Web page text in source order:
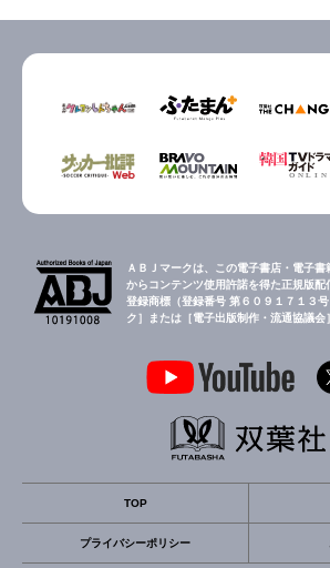
ＡＢＪマークは、この電子書店・電子
からコンテンツ使用許諾を得た正規版
登録商標（登録番号 第６０９１７１３
ク］または［電子出版制作・流通協議会
TOP
プライバシーポリシー